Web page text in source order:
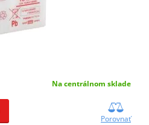
Na centrálnom sklade
Porovnať